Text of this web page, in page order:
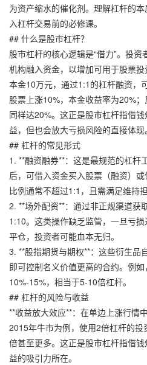
为资产缩水的催化剂。理解杠杆的
入杠杆交易前的必修课。
## 什么是股市杠杆？
股市杠杆的核心逻辑是“借力”。投
机构融入资金，以增加可用于股票
本金10万元，通过1:1的杠杆融资，
股票上涨10%，本金收益率为20%
同样达20%。这正是股市杠杆指借
益，但也会放大亏损风险的直接体现。
## 杠杆的常见形式
1. **融资融券**：这是最规范的杠杆
后，可借入资金买入股票（融资）
比例通常不超过1:1，且需满足维持
2. **场外配资**：通过非正规渠道获
1:10。这类操作缺乏监管，一旦亏
平仓，投资者可能血本无归。
3. **股指期货与期权**：这些衍生品
即可控制名义价值更高的合约。例
10%-15%，相当于5-10倍杠杆。
## 杠杆的风险与收益
**收益放大效应**：在单边上涨行情
2015年牛市为例，使用2倍杠杆的
倍甚至更多。这正是股市杠杆指借
益的吸引力所在。